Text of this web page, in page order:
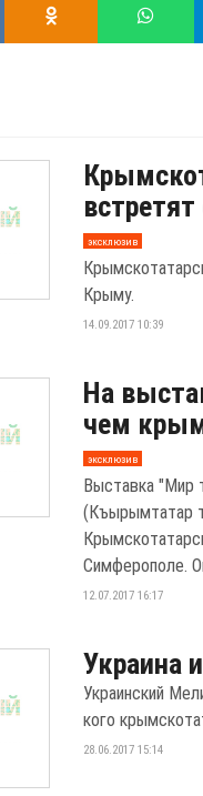
эксклюзив
Крыму.
14.09.2017 10:39
На
чем
эксклюзив
Выставка "Мир
(Къырымтатар
Симферополе.
12.07.2017 16:17
Украина
Украинский
кого
28.06.2017 15:14